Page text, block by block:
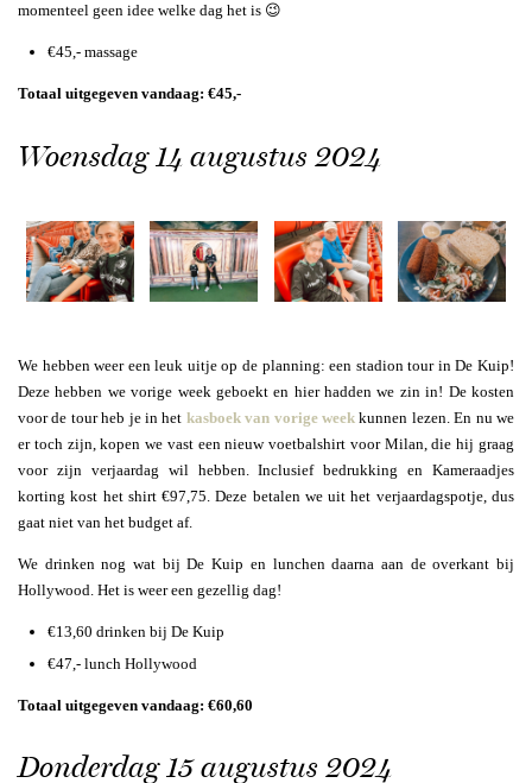
momenteel geen idee welke dag het is 😉
€45,- massage
Totaal uitgegeven vandaag: €45,-
Woensdag 14 augustus 2024
We hebben weer een leuk uitje op de planning: een stadion tour in De Kuip!
Deze hebben we vorige week geboekt en hier hadden we zin in! De kosten
voor de tour heb je in het kasboek van vorige week kunnen lezen. En nu we
er toch zijn, kopen we vast een nieuw voetbalshirt voor Milan, die hij graag
voor zijn verjaardag wil hebben. Inclusief bedrukking en Kameraadjes
korting kost het shirt €97,75. Deze betalen we uit het verjaardagspotje, dus
gaat niet van het budget af.
We drinken nog wat bij De Kuip en lunchen daarna aan de overkant bij
Hollywood. Het is weer een gezellig dag!
€13,60 drinken bij De Kuip
€47,- lunch Hollywood
Totaal uitgegeven vandaag: €60,60
Donderdag 15 augustus 2024